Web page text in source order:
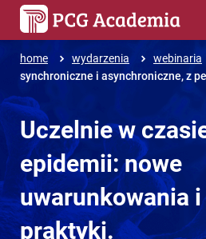
home wydarzenia webinaria
synchroniczne i asynchroniczne, z
Uczelnie w
epidemii: nowe
uwarunkowania
praktyki.